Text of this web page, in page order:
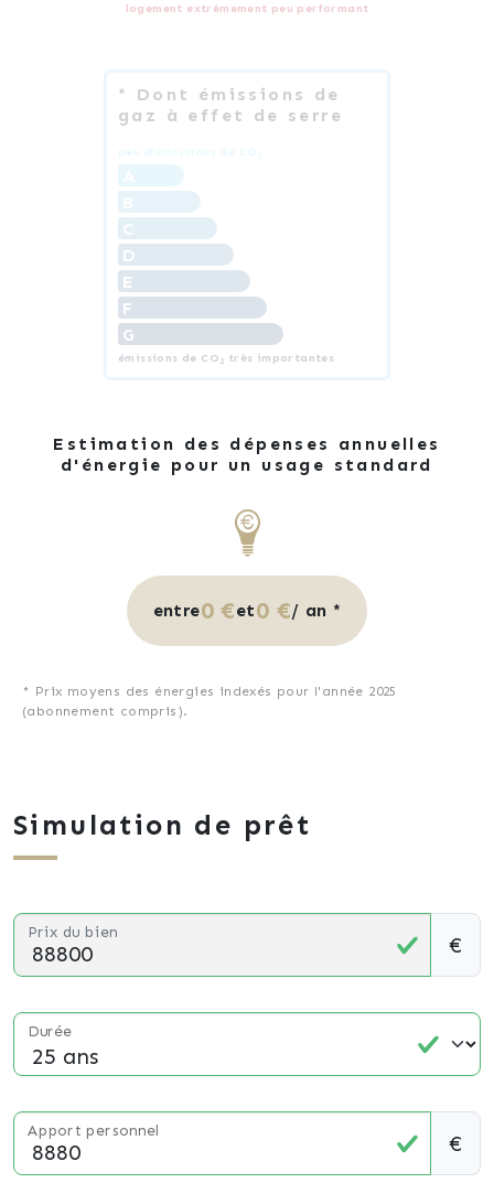
logement extrêmement peu performant
* Dont émissions de
gaz à effet de serre
B
C
D
E
F
G
émissions de CO 2 très importantes
Estimation des dépenses annuelles
d'énergie pour un usage standard
entre0 €et0 €/ an *
* Prix moyens des énergies indexés pour l'année 2025
(abonnement compris).
Simulation de prêt
Prix du bien €
Durée
Apport personnel €